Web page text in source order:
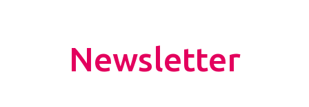
Newsletter